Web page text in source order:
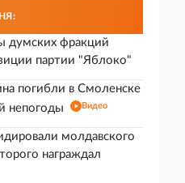
думских фракций
партии "Яблоко"
погибли в Смоленске
непогоды
Видео
молдавского
награждал